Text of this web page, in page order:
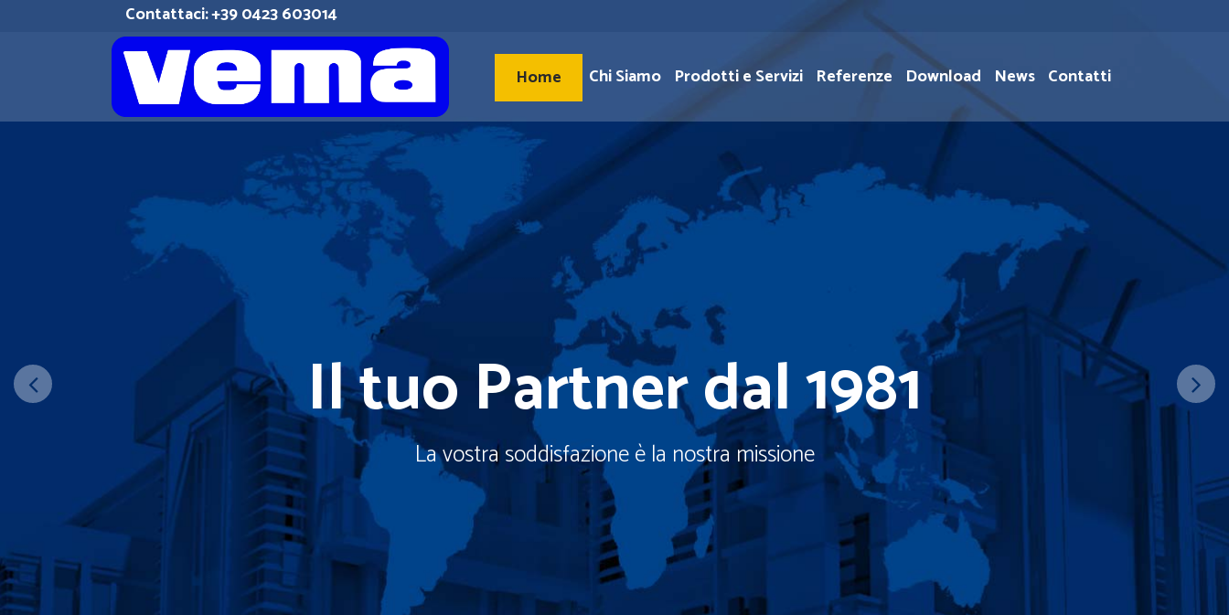
Contattaci:+39 0423 603014
Home Chi Siamo Prodotti e Servizi Referenze Download News Contatti
Il tuo Partner dal 1981
La vostra soddisfazione è la nostra missione